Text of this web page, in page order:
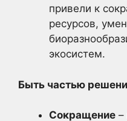
привели к
ресурсов,
экосистем.
Быть частью
Сокращение –